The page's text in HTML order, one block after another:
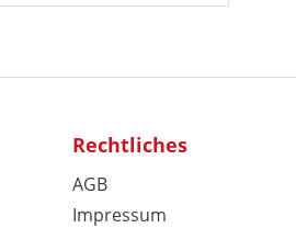
Rechtliches
AGB
Impressum